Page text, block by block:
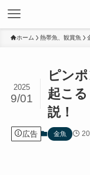
ホーム 熱帯魚、観賞魚
ピン
起こ
説！
2025
9/01
広告 金魚